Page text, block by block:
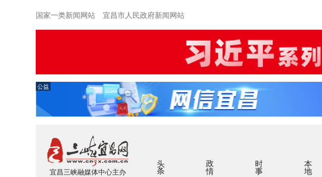
国家一类新闻网站 宜昌市人民政府新闻网站
公益
宜昌三峡融媒体中心主办
头条 政情 时事 本地